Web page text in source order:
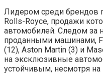
Лидером среди брендов
Rolls-Royce, продажи
автомобилей. Следом за
проданными машинами,
(12), Aston Martin (3) и
на эксклюзивные
устойчивым, несмотря